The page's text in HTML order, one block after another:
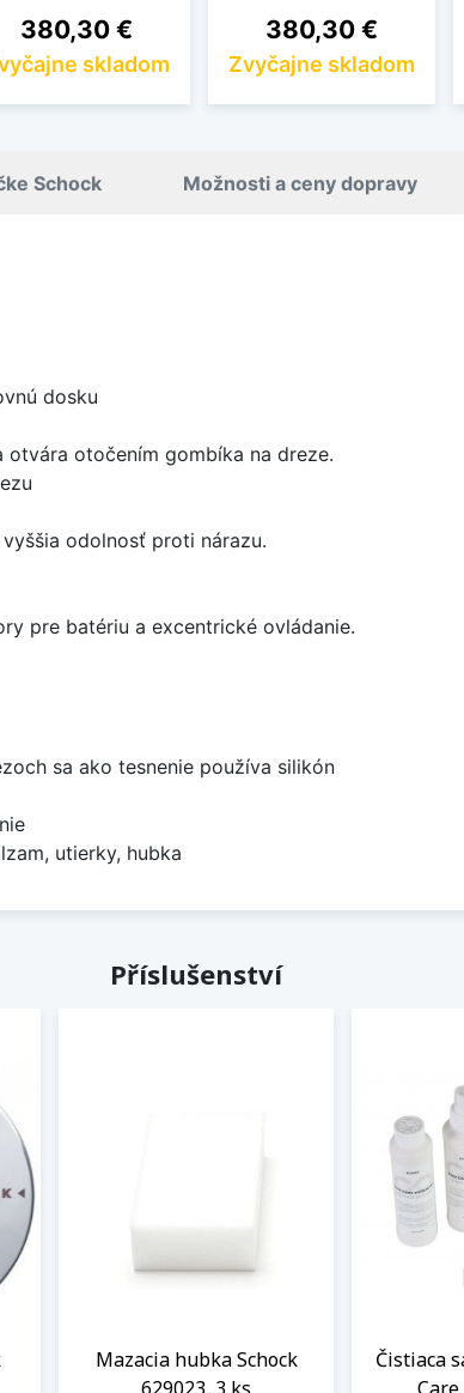
Cena
380,30 €
skladom
Cena
380,30 €
Zvyčajne skladom
Schock Možnosti a ceny dopravy
dosku
otočením gombíka na dreze.
odolnosť proti nárazu.
pre batériu a excentrické ovládanie.
sa ako tesnenie používa silikón
utierky, hubka
Příslušenství
Mazacia hubka Schock
629023, 3 ks
Čistiaca
Care